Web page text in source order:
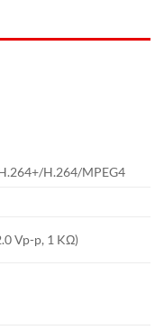
H.264/MPEG4
Vp-p, 1 KΩ)